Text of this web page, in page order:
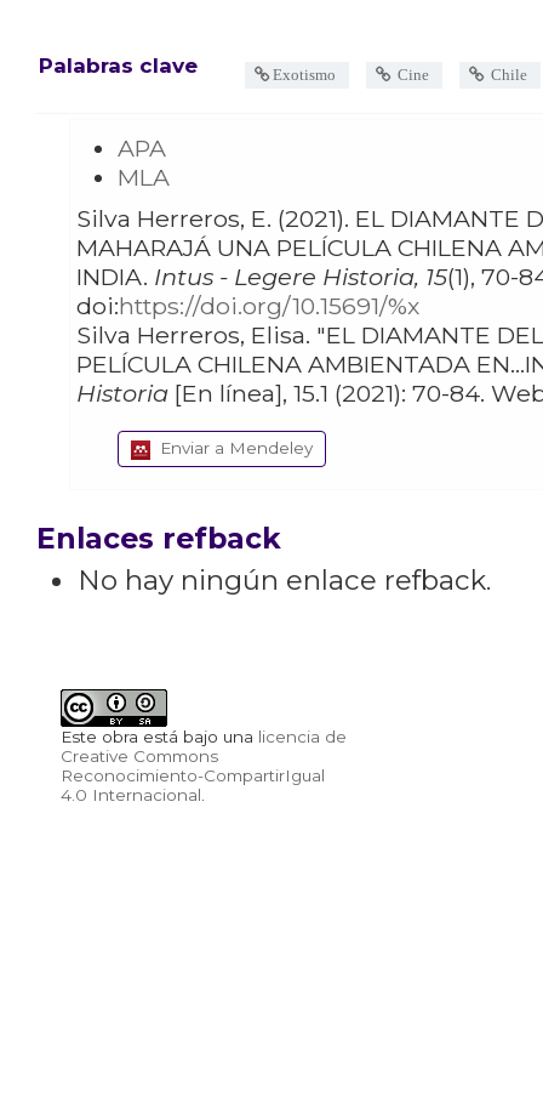
Palabras clave Exotismo Cine Chile
APA
MLA
Silva Herreros, E. (2021). EL DIAMANTE DEL
MAHARAJÁ UNA PELÍCULA CHILENA
INDIA. Intus - Legere Historia, 15(1), 70-
doi:https://doi.org/10.15691/%x
Silva Herreros, Elisa. "EL DIAMANTE DEL MAHARAJÁ UNA
PELÍCULA CHILENA AMBIENTADA
Historia
Enviar a Mendeley
Enlaces refback
No hay ningún enlace refback.
Este obra está bajo una licencia de
Creative Commons
Reconocimiento-CompartirIgual
4.0 Internacional